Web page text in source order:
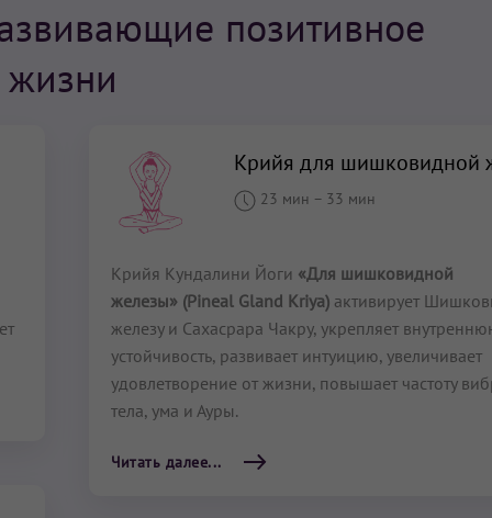
позитивное
Крийя для шишковидной
23 мин – 33 мин
Крийя Кундалини Йоги «Для шишковидной
железы» (Pineal Gland Kriya) активирует
железу и Сахасрара Чакру, укрепляет
устойчивость, развивает интуицию, увеличивает
удовлетворение от жизни, повышает частоту
тела, ума и Ауры.
Читать далее...